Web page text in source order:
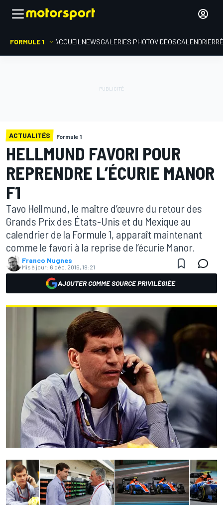
FORMULE 1 ACCUEIL NEWSGALERIES PHOTOVIDÉOSCALENDRIER
ACTUALITÉS Formule 1
HELLMUND FAVORI POUR
REPRENDRE L’ÉCURIE MANOR
F1
Tavo Hellmund, le maître d’œuvre du retour des
Grands Prix des États-Unis et du Mexique au
calendrier de la Formule 1, apparaît maintenant
comme le favori à la reprise de l’écurie Manor.
Franco Nugnes
Mis à jour: 6 déc. 2016, 19:21
AJOUTER COMME SOURCE PRIVILÉGIÉE